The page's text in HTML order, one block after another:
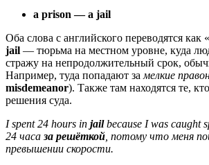
a prison — a jail
Оба слова с английского переводятся
jail — тюрьма на местном уровне, куда
стражу на непродолжительный срок,
Например, туда попадают за мелкие
misdemeanor). Также там находятся те,
решения суда.
I spent 24 hours in jailbecause I was caught
24 часа за решёткой , потому что меня
превышении скорости.